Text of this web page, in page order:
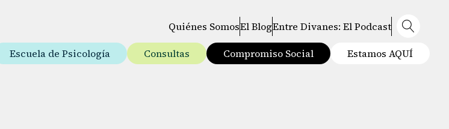
Quiénes SomosEl BlogEntre Divanes: El Podcast
Escuela de Psicología Consultas Compromiso Social Estamos AQUÍ